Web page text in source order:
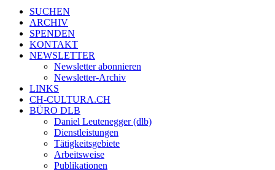
SUCHEN
ARCHIV
SPENDEN
KONTAKT
NEWSLETTER
Newsletter abonnieren
Newsletter-Archiv
LINKS
CH-CULTURA.CH
BÜRO DLB
Daniel Leutenegger (dlb)
Dienstleistungen
Tätigkeitsgebiete
Arbeitsweise
Publikationen